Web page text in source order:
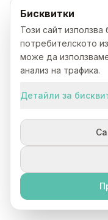
Бисквитки
Този сайт
потребителското
може да
анализ на трафика.
Детайли за